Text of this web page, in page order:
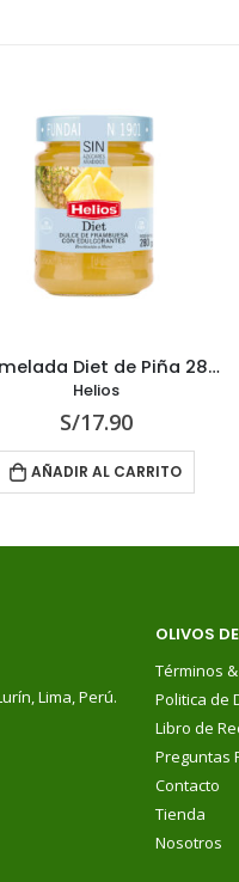
Mermelada Diet de Piña 280 g
Helios
S/17.90
AÑADIR AL CARRITO
Lima, Perú.
OLIVOS
Términos
Politica de
Libro de
Preguntas
Contacto
Tienda
Nosotros